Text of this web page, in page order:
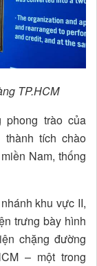
TP.HCM
trào của
thành tích chào
Nam, thống
khu vực II,
trưng bày hình
chặng đường
– một trong